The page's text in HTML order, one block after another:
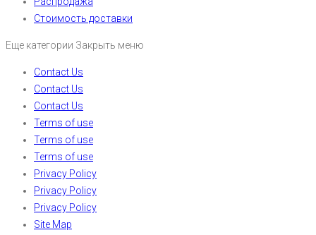
Стоимость доставки
Еще категории Закрыть меню
Contact Us
Contact Us
Contact Us
Terms of use
Terms of use
Terms of use
Privacy Policy
Privacy Policy
Privacy Policy
Site Map